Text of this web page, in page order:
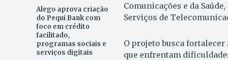
Alego aprova criação
do Pequi Bank com
foco em crédito
facilitado,
programas sociais e
serviços digitais
Comunicações e da
Serviços de
O projeto busca fortalecer
que enfrentam